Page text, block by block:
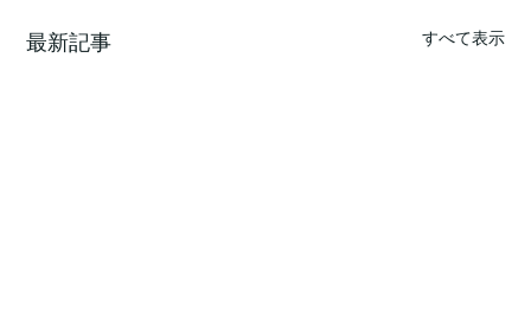
最新記事 すべて表示